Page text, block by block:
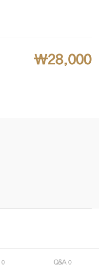
₩28,000
0 Q&A0